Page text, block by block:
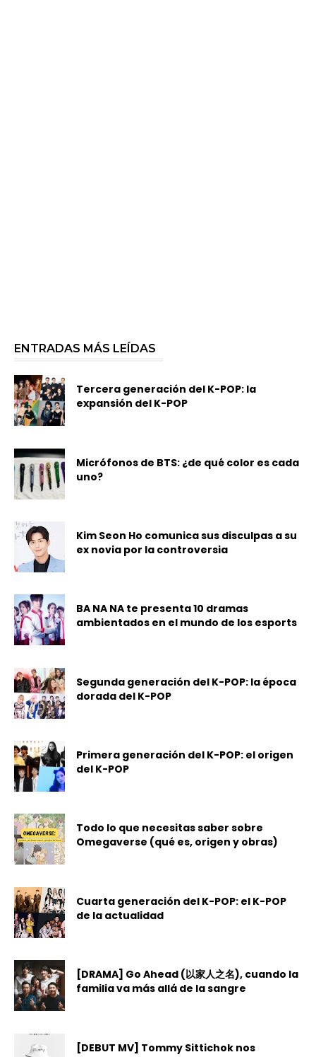
ENTRADAS MÁS LEÍDAS
Tercera generación del K-POP: la
expansión del K-POP
Micrófonos de BTS: ¿de qué color es cada
uno?
Kim Seon Ho comunica sus disculpas a su
ex novia por la controversia
BA NA NA te presenta 10 dramas
ambientados en el mundo de los esports
Segunda generación del K-POP: la época
dorada del K-POP
Primera generación del K-POP: el origen
del K-POP
Todo lo que necesitas saber sobre
Omegaverse (qué es, origen y obras)
Cuarta generación del K-POP: el K-POP
de la actualidad
[DRAMA] Go Ahead (以家人之名), cuando la
familia va más allá de la sangre
[DEBUT MV] Tommy Sittichok nos